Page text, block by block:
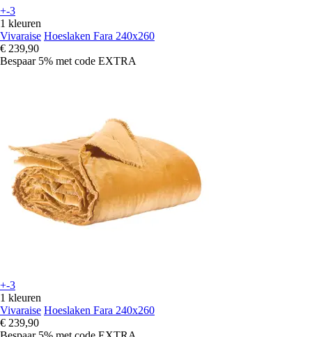
+-3
1 kleuren
Vivaraise Hoeslaken Fara 240x260
€ 239,90
Bespaar 5% met code EXTRA
+-3
1 kleuren
Vivaraise Hoeslaken Fara 240x260
€ 239,90